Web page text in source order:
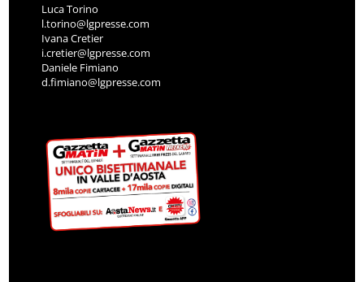
Luca Torino
l.torino@lgpresse.com
Ivana Cretier
i.cretier@lgpresse.com
Daniele Fimiano
d.fimiano@lgpresse.com